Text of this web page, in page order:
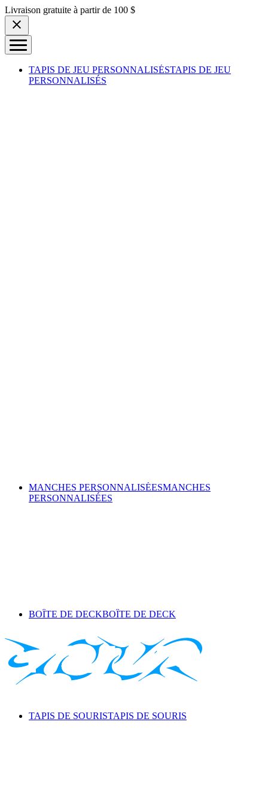
Skip to content
Livraison gratuite à partir de 100 $
TAPIS DE JEU PERSONNALISÉSTAPIS DE JEU
PERSONNALISÉS
MANCHES PERSONNALISÉESMANCHES
PERSONNALISÉES
BOÎTE DE DECKBOÎTE DE DECK
TAPIS DE SOURISTAPIS DE SOURIS